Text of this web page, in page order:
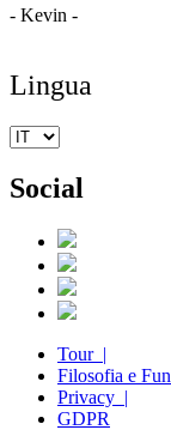
- Kevin -
Lingua
Social
Tour |
Filosofia e
Privacy |
GDPR